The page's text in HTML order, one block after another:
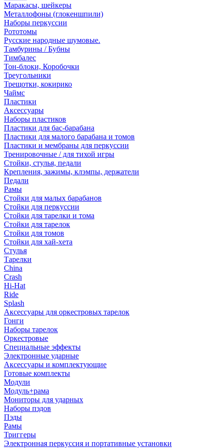
Маракасы, шейкеры
Металлофоны (глокеншпили)
Наборы перкуссии
Рототомы
Русские народные шумовые.
Тамбурины / Бубны
Тимбалес
Тон-блоки, Коробочки
Треугольники
Трещотки, кокирико
Чаймс
Пластики
Аксессуары
Наборы пластиков
Пластики для бас-барабана
Пластики для малого барабана и томов
Пластики и мембраны для перкуссии
Тренировочные / для тихой игры
Стойки, стулья, педали
Крепления, зажимы, клэмпы, держатели
Педали
Рамы
Стойки для малых барабанов
Стойки для перкуссии
Стойки для тарелки и тома
Стойки для тарелок
Стойки для томов
Стойки для хай-хета
Стулья
Тарелки
China
Crash
Hi-Hat
Ride
Splash
Аксессуары для оркестровых тарелок
Гонги
Наборы тарелок
Оркестровые
Специальные эффекты
Электронные ударные
Аксессуары и комплектующие
Готовые комплекты
Модули
Модуль+рама
Мониторы для ударных
Наборы пэдов
Пэды
Рамы
Триггеры
Электронная перкуссия и портативные установки